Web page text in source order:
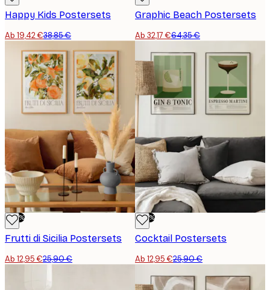
Happy Kids Postersets
Ab 19,42 €38,85 €
Graphic Beach Postersets
Ab 32,17 €64,35 €
-50%
Frutti di Sicilia Postersets
Ab 12,95 €25,90 €
-50%
Cocktail Postersets
Ab 12,95 €25,90 €